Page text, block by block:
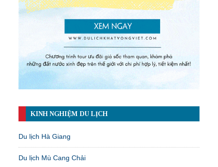
KINH NGHIỆM DU LỊCH
Du lịch Hà Giang
Du lịch Mù Cang Chải